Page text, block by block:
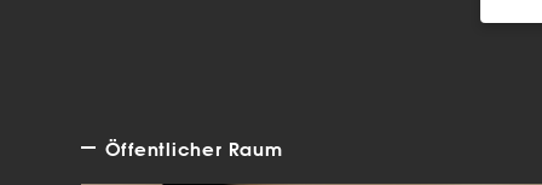
Öffentlicher Raum